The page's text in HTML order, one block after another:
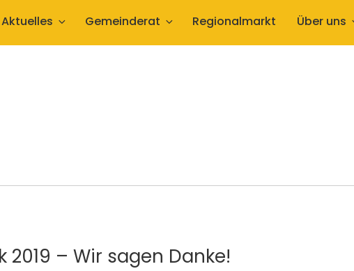
Aktuelles Gemeinderat Regionalmarkt Über uns
– Wir sagen Danke!